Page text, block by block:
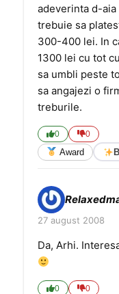
adeverinta d-
trebuie sa
300-400 lei. In
1300 lei cu tot
sa umbli peste
sa angajezi o
treburile.
0 0
Award
27 august 2008
Da, Arhi.
0 0